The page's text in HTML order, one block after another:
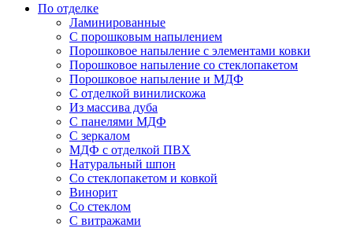
По отделке
Ламинированные
С порошковым напылением
Порошковое напыление с элементами ковки
Порошковое напыление со стеклопакетом
Порошковое напыление и МДФ
С отделкой винилискожа
Из массива дуба
С панелями МДФ
С зеркалом
МДФ с отделкой ПВХ
Натуральный шпон
Со стеклопакетом и ковкой
Винорит
Со стеклом
С витражами